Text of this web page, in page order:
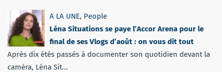
A LA UNE, People
Léna Situations se paye l’Accor Arena pour le
final de ses Vlogs d’août : on vous dit tout
Après dix étés passés à documenter son quotidien devant la
caméra, Léna Sit...